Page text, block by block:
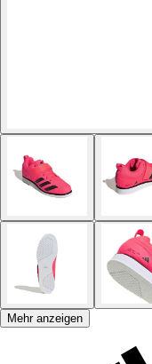
Mehr anzeigen